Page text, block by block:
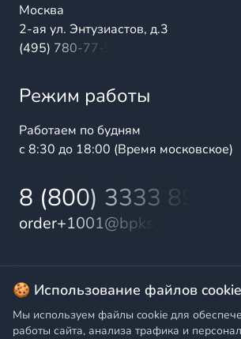
Москва
2-ая ул. Энтузиастов, д.3
(495) 780-77-98
Режим работы
Работаем по будням
с 8:30 до 18:00 (Время московское)
8 (800) 3333 899
order+1001@bpks.ru
© 2025 БалтПромКомплект —
высококачественной продукции
бытового назначения
🍪 Использование файлов cookie
Мы используем файлы cookie для
работы сайта, анализа трафика и